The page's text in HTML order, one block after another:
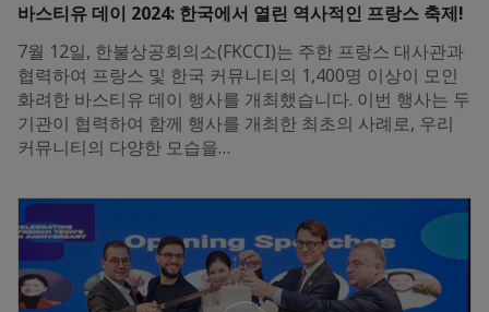
바스티유 데이 2024: 한국에서 열린 역사적인 프랑스 축제!
7월 12일, 한불상공회의소(FKCCI)는 주한 프랑스 대사관과
협력하여 프랑스 및 한국 커뮤니티의 1,400명 이상이 모인
화려한 바스티유 데이 행사를 개최했습니다. 이번 행사는 두
기관이 협력하여 함께 행사를 개최한 최초의 사례로, 우리
커뮤니티의 다양한 모습을…